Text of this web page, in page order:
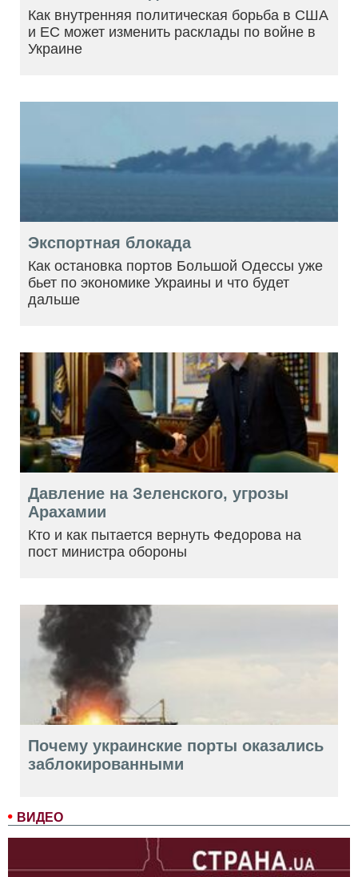
ВИДЕО
Как внутренняя политическая борьба в США
и ЕС может изменить расклады по войне в
Украине
Экспортная блокада
Как остановка портов Большой Одессы уже
бьет по экономике Украины и что будет
дальше
Давление на Зеленского, угрозы
Арахамии
Кто и как пытается вернуть Федорова на
пост министра обороны
Почему украинские порты оказались
заблокированными